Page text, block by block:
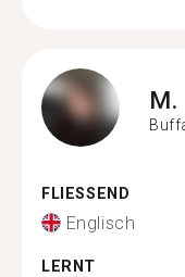
M.
FLIESSEND
Englisch
LERNT